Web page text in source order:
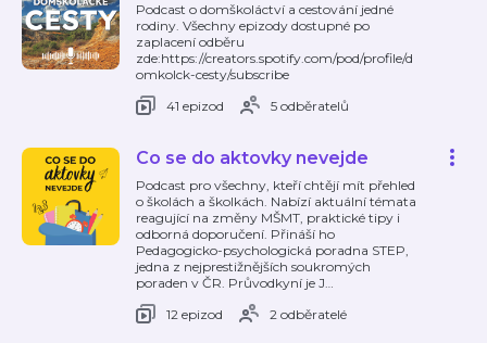
Podcast o domškoláctví a cestování jedné
rodiny. Všechny epizody dostupné po
zaplacení odběru
zde:https://creators.spotify.com/pod/profile/d
omkolck-cesty/subscribe
41 epizod
5 odběratelů
Co se do aktovky nevejde
Podcast pro všechny, kteří chtějí mít přehled
o školách a školkách. Nabízí aktuální témata
reagující na změny MŠMT, praktické tipy i
odborná doporučení. Přináší ho
Pedagogicko-psychologická poradna STEP,
jedna z nejprestižnějších soukromých
poraden v ČR. Průvodkyní je J…
12 epizod
2 odběratelé